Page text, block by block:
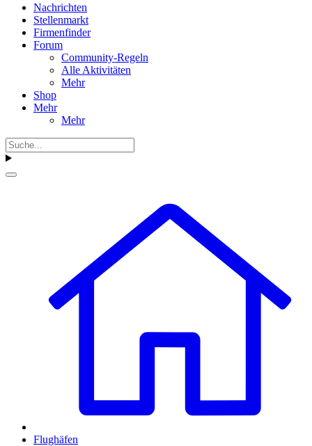
Nachrichten
Stellenmarkt
Firmenfinder
Forum
Community-Regeln
Alle Aktivitäten
Mehr
Shop
Mehr
Mehr
Flughäfen